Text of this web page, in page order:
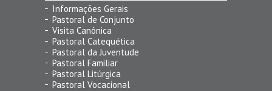
Informações Gerais
Pastoral de Conjunto
Visita Canônica
Pastoral Catequética
Pastoral da Juventude
Pastoral Familiar
Pastoral Litúrgica
Pastoral Vocacional